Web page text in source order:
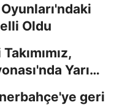
Oldu
Yarı
geri